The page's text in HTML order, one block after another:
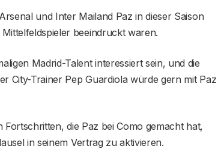
und Inter Mailand Paz in dieser Saison
beeindruckt waren.
Madrid-Talent interessiert sein, und die
City-Trainer Pep Guardiola würde gern mit Paz
die Paz bei Como gemacht hat,
in seinem Vertrag zu aktivieren.